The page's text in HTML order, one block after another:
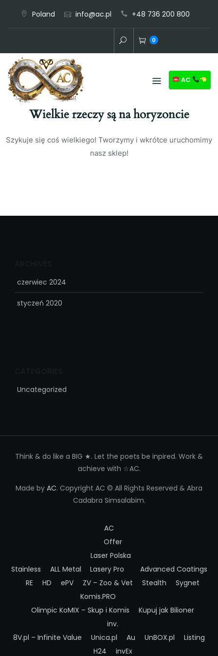
Poland info@ac.pl +48 736 200 800
0
AC
Wielkie rzeczy są na horyzoncie
Szykuje się coś wielkiego! Tworzymy i wkrótce uruchomimy
nasz sklep!
czerwiec 2024
styczeń 2020
Uncategorized
Think & do like a BIG ★. Let the poets be inpired. Work &
achieve with ☆AC.
Made by AC. Copyright AC © All Rights Reserved & Abra
Cadabra Simsalabim.
AC
Offer
Stainless ALL Metal
Laser Polska
Lasery Pro
Advanced Coatings
RE
HD ePV ZV – Zoo & Vet Stealth Sygnet
Olimpic
Komis.PRO
KoMIX – Skup i Komis
Kupuj jak Bilioner
inv.
8V.pl – Infinite Value
Unica.pl Au UnBOX.pl
Listing
H24
invEx